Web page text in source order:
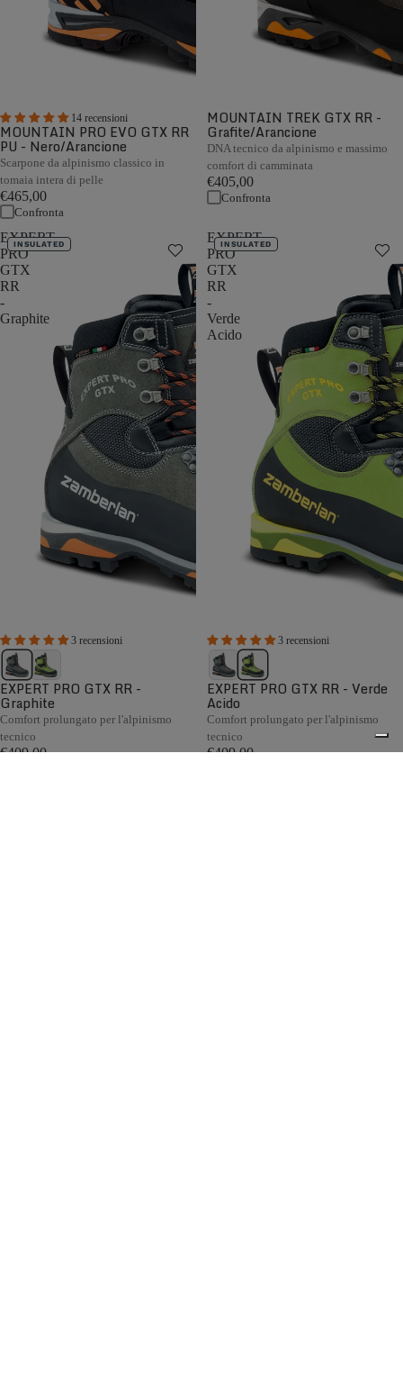
14 recensioni
MOUNTAIN PRO EVO GTX RR
PU - Nero/Arancione
Scarpone da alpinismo classico in
tomaia intera di pelle
€465,00
Confronta
MOUNTAIN TREK GTX RR -
Grafite/Arancione
DNA tecnico da alpinismo e massimo
comfort di camminata
€405,00
Confronta
EXPERT
PRO
GTX
RR
-
Graphite
3 recensioni
INSULATED
EXPERT PRO GTX RR -
Graphite
Comfort prolungato per l'alpinismo
tecnico
€409,00
EXPERT
PRO
GTX
RR
-
Verde
Acido
3 recensioni
INSULATED
EXPERT PRO GTX RR - Verde
Acido
Comfort prolungato per l'alpinismo
tecnico
€409,00